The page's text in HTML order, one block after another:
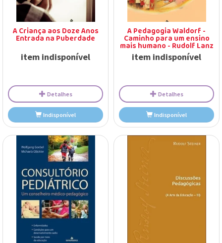
A Criança aos Doze Anos
Entrada na Puberdade
item indisponível
Detalhes
Indisponível
A Pedagogia Waldorf -
Caminho para um ensino
mais humano - Rudolf Lanz
item indisponível
Indisponível